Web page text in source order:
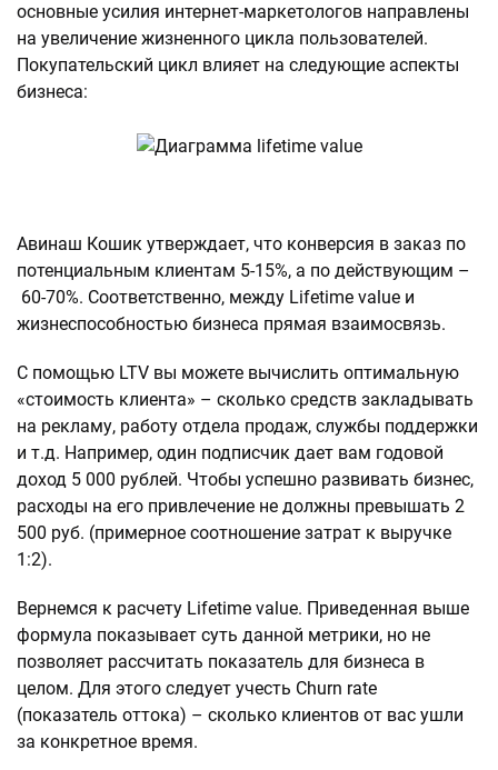
основные усилия интернет-маркетологов направлены
на увеличение жизненного цикла пользователей.
Покупательский цикл влияет на следующие аспекты
бизнеса:
Авинаш Кошик утверждает, что конверсия в заказ по
потенциальным клиентам 5-15%, а по действующим –
60-70%. Соответственно, между Lifetime value и
жизнеспособностью бизнеса прямая взаимосвязь.
С помощью LTV вы можете вычислить оптимальную
«стоимость клиента» – сколько средств закладывать
на рекламу, работу отдела продаж, службы поддержки
и т.д. Например, один подписчик дает вам годовой
доход 5 000 рублей. Чтобы успешно развивать бизнес,
расходы на его привлечение не должны превышать 2
500 руб. (примерное соотношение затрат к выручке
1:2).
Вернемся к расчету Lifetime value. Приведенная выше
формула показывает суть данной метрики, но не
позволяет рассчитать показатель для бизнеса в
целом. Для этого следует учесть Churn rate
(показатель оттока) – сколько клиентов от вас ушли
за конкретное время.